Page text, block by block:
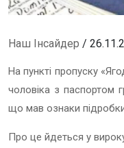
Наш Інсайдер /
На пункті пропуску «
чоловіка з паспортом
що мав ознаки
Про це йдеться у